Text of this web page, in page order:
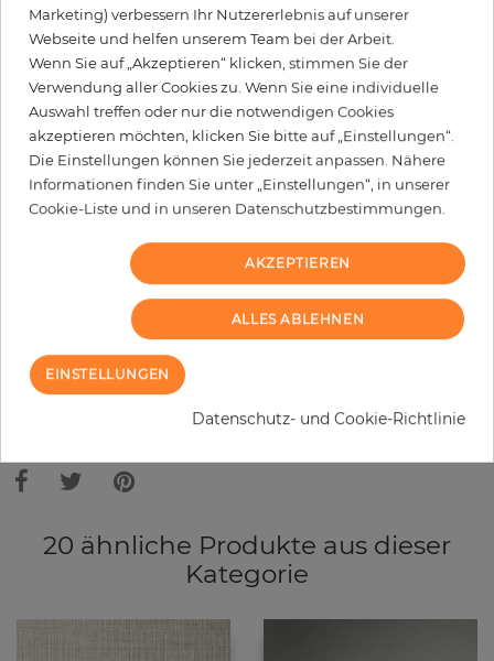
102,90 € per Rolle
Inkl. 19% MwSt. zzgl. Versand
Grundpreis pro m² - 19,42 €
Wird Kleister benötigt?
− +
MUSTER BESTELLEN
Bitte bedenken Sie, dass es aufgrund unterschiedlicher
Bildschirmeinstellungen zu Abweichungen vom Originalfarbton leicht
verfälscht, werden können. Die Raumbilder zeigen ein Musterbeispiel der
20 ähnliche Produkte aus dieser
Kategorie
Marketing) verbessern Ihr Nutzererlebnis auf unserer
Webseite und helfen unserem Team bei der Arbeit.
Wenn Sie auf „Akzeptieren“ klicken, stimmen Sie der
Verwendung aller Cookies zu. Wenn Sie eine individuelle
Auswahl treffen oder nur die notwendigen Cookies
akzeptieren möchten, klicken Sie bitte auf „Einstellungen“.
Die Einstellungen können Sie jederzeit anpassen. Nähere
Informationen finden Sie unter „Einstellungen“, in unserer
Cookie-Liste und in unseren Datenschutzbestimmungen.
AKZEPTIEREN
ALLES ABLEHNEN
EINSTELLUNGEN
Datenschutz- und Cookie-Richtlinie